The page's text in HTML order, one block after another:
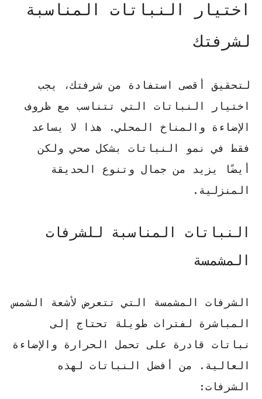
اختيار النباتات المناسبة
لشرفتك
لتحقيق أقصى استفادة من شرفتك، يجب
اختيار النباتات التي تتناسب مع ظروف
الإضاءة والمناخ المحلي. هذا لا يساعد
فقط في نمو النباتات بشكل صحي ولكن
أيضًا يزيد من جمال وتنوع الحديقة
المنزلية.
النباتات المناسبة للشرفات
المشمسة
الشرفات المشمسة التي تتعرض لأشعة الشمس
المباشرة لفترات طويلة تحتاج إلى
نباتات قادرة على تحمل الحرارة والإضاءة
العالية. من أفضل النباتات لهذه
الشرفات: